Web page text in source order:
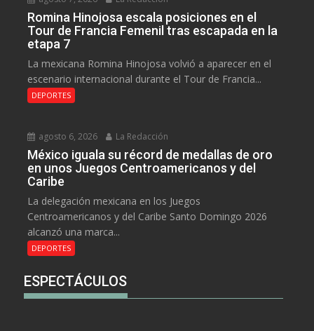
Romina Hinojosa escala posiciones en el
Tour de Francia Femenil tras escapada en la
etapa 7
La mexicana Romina Hinojosa volvió a aparecer en el
escenario internacional durante el Tour de Francia...
DEPORTES
agosto 6, 2026 La Redacción
México iguala su récord de medallas de oro
en unos Juegos Centroamericanos y del
Caribe
La delegación mexicana en los Juegos
Centroamericanos y del Caribe Santo Domingo 2026
alcanzó una marca...
DEPORTES
ESPECTÁCULOS